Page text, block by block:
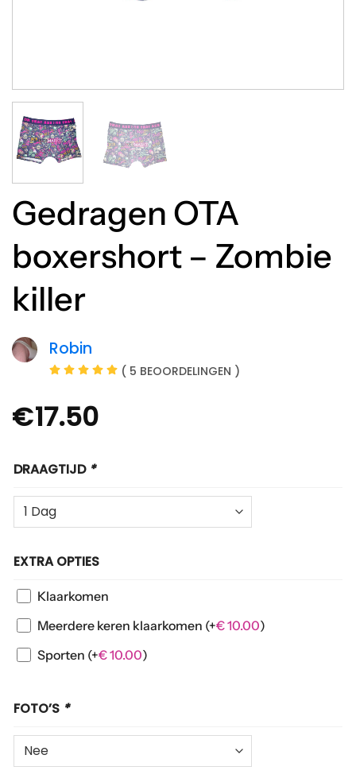
Gedragen OTA
boxershort – Zombie
killer
Robin
( 5 BEOORDELINGEN )
€17.50
DRAAGTIJD *
EXTRA OPTIES
Klaarkomen
Meerdere keren klaarkomen (+€10.00)
Sporten (+€10.00)
FOTO’S *